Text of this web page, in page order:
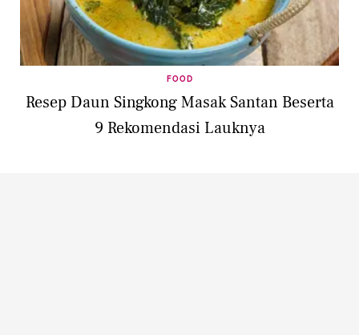
FOOD
Resep Daun Singkong Masak Santan Beserta
9 Rekomendasi Lauknya